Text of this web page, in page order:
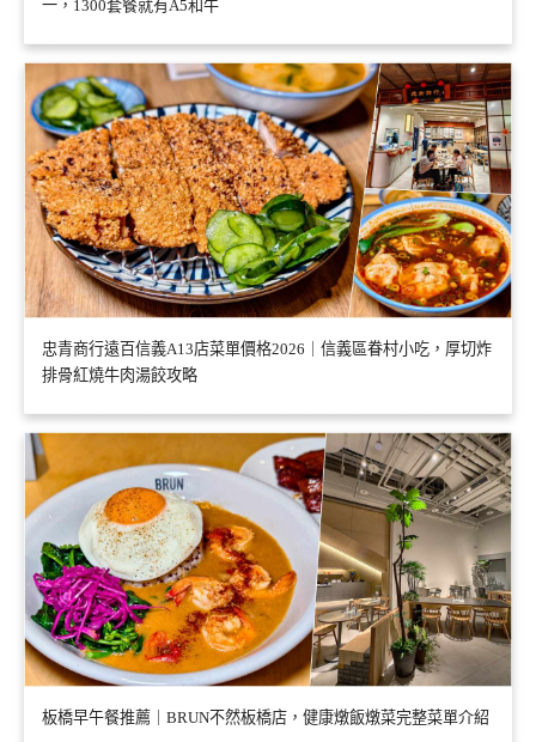
一，1300套餐就有A5和牛
忠青商行遠百信義A13店菜單價格2026｜信義區眷村小吃，厚切炸
排骨紅燒牛肉湯餃攻略
板橋早午餐推薦｜BRUN不然板橋店，健康燉飯燉菜完整菜單介紹